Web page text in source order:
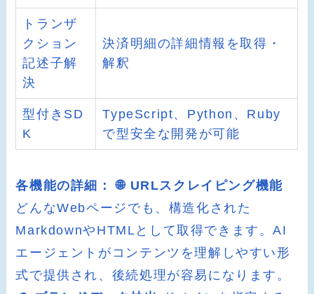
トランザ
クション
記述子解
決
決済明細の詳細情報を取得・
解釈
型付きSD
K
TypeScript、Python、Ruby
で型安全な開発が可能
各機能の詳細：
🌐 URLスクレイピング機能
どんなWebページでも、構造化された
MarkdownやHTMLとして取得できます。AI
エージェントがコンテンツを理解しやすい形
式で提供され、後続処理が容易になります。